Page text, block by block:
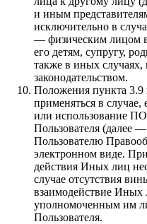
и иным
исключительно в
— физическим лицом
его детям, супругу,
также в иных
законодательством.
Положения пункта 3.9
применяться в случае,
или использование
Пользователя (далее
Пользователю
электронном виде. При
действия Иных лиц
случае отсутствия
взаимодействие Иных
уполномоченным им
Пользователя.